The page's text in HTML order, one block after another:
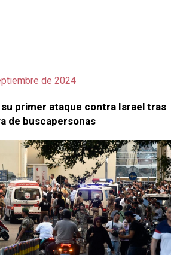
de 2024
primer ataque contra Israel tras
de buscapersonas